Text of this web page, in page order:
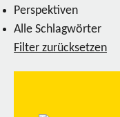
Perspektiven
Alle Schlagwörter
Filter zurücksetzen